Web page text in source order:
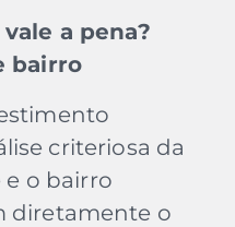
a pena?
bairro
criteriosa da
e o bairro
diretamente o